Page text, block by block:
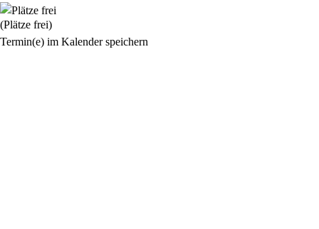
(Plätze frei)
Termin(e) im Kalender speichern